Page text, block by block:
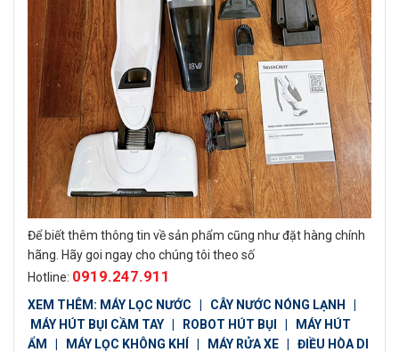
Để biết thêm thông tin về sản phẩm cũng như đặt hàng chính
hãng. Hãy goi ngay cho chúng tôi theo số
Hotline: 0919.247.911
XEM THÊM: MÁY LỌC NƯỚC CÂY NƯỚC NÓNG LẠNH
MÁY HÚT BỤI CẦM TAY
ROBOT HÚT BỤI
MÁY HÚT
ẨM
MÁY LỌC KHÔNG KHÍ MÁY RỬA XE
ĐIỀU HÒA DI